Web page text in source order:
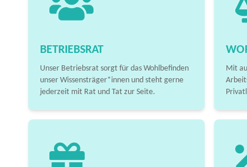
BETRIEBSRAT
Unser Betriebsrat sorgt für das Wohlbefinden
unser Wissensträger*innen und steht gerne
jederzeit mit Rat und Tat zur Seite.
Mit